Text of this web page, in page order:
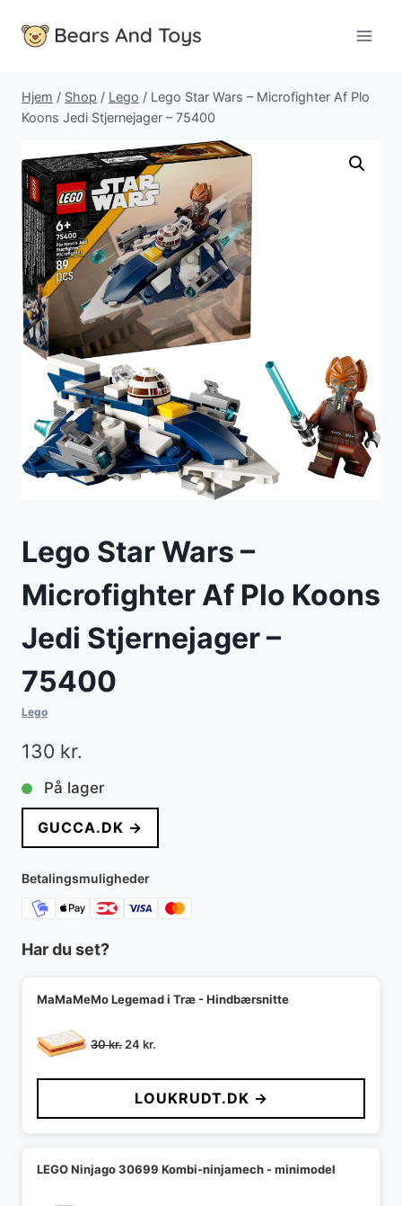
Hjem / Shop / Lego / Lego Star Wars – Microfighter Af Plo
Koons Jedi Stjernejager – 75400
Lego Star Wars –
Microfighter Af Plo Koons
Jedi Stjernejager –
75400
Lego
130 kr.
På lager
GUCCA.DK →
Betalingsmuligheder
Har du set?
MaMaMeMo Legemad i Træ - Hindbærsnitte
30kr. Den
pris
var:
30 kr..
24 kr.
pris
er:
24 kr..
LOUKRUDT.DK →
LEGO Ninjago 30699 Kombi-ninjamech - minimodel